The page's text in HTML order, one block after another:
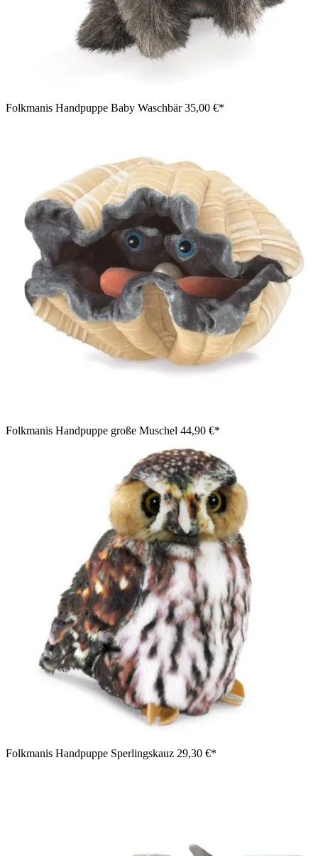
Folkmanis Handpuppe Baby Waschbär35,00 €*
Folkmanis Handpuppe große Muschel 44,90 €*
Folkmanis Handpuppe Sperlingskauz 29,30 €*